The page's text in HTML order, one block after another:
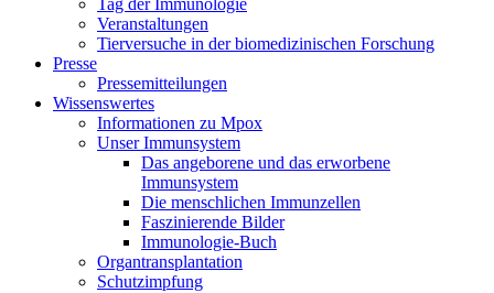
Tag der Immunologie
Veranstaltungen
Tierversuche in der biomedizinischen Forschung
Presse
Pressemitteilungen
Wissenswertes
Informationen zu Mpox
Unser Immunsystem
Das angeborene und das erworbene
Immunsystem
Die menschlichen Immunzellen
Faszinierende Bilder
Immunologie-Buch
Organtransplantation
Schutzimpfung